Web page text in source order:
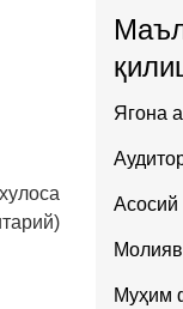
Ягона
Асосий
Муҳим